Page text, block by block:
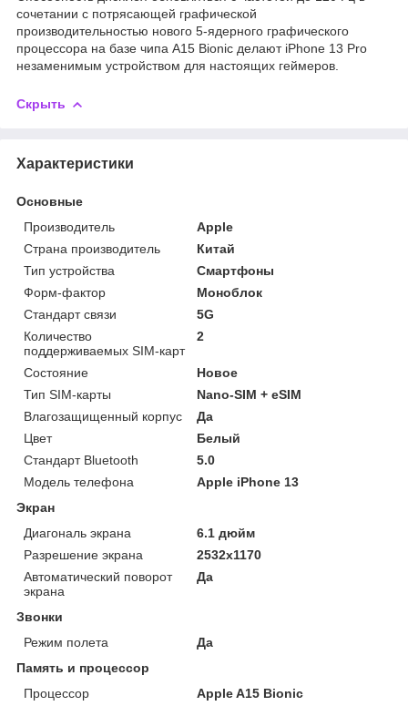
сочетании с потрясающей графической
производительностью нового 5‑ядерного графического
процессора на базе чипа A15 Bionic делают iPhone 13 Pro
незаменимым устройством для настоящих геймеров.
Скрыть
Характеристики
Основные
Производитель
Apple
Страна производитель
Китай
Тип устройства
Смартфоны
Форм-фактор
Моноблок
Стандарт связи
5G
Количество
поддерживаемых SIM-карт
2
Состояние
Новое
Тип SIM-карты
Nano-SIM + eSIM
Влагозащищенный корпус
Да
Цвет
Белый
Стандарт Bluetooth
5.0
Модель телефона
Apple iPhone 13
Экран
Диагональ экрана
6.1 дюйм
Разрешение экрана
2532x1170
Автоматический поворот
экрана
Да
Звонки
Режим полета
Да
Память и процессор
Процессор
Apple A15 Bionic